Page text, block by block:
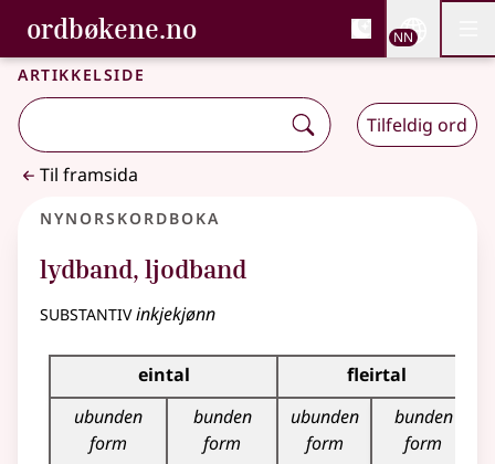
Gå til hovudinnhald
Tilgjenge
ordbøkene.no, Bokmålsordboka og
Bokmålsordboka og Nynorskordboka
NN
Artikkelside
Tilfeldig ord
Til framsida
Nynorskordboka
lydband, ljodband
substantivinkjekjønn
Bøyningstabell for dette substantivet
eintal
fleirtal
ubunden
form
bunden
form
ubunden
form
bunden
form